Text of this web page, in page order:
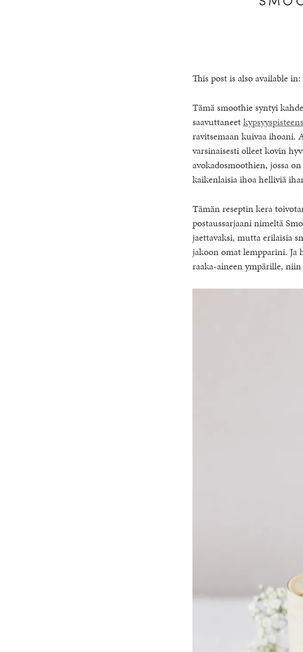
This post is also available in:
Tämä smoothie syntyi
saavuttaneet
ravitsemaan kuivaa ihoani.
varsinaisesti olleet kovin
avokadosmoothien, jossa
kaikenlaisia ihoa helliviä
Tämän reseptin kera
postaussarjaani nimeltä
jaettavaksi, mutta erilaisia
jakoon omat lempparini.
raaka-aineen ympärille,